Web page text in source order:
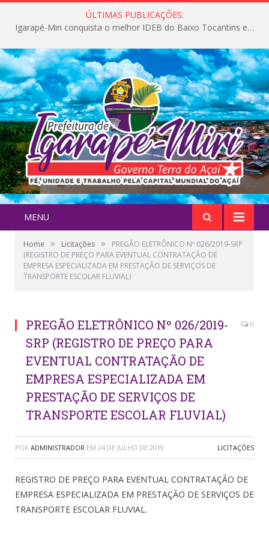
ÚLTIMAS PUBLICAÇÕES:
Igarapé-Miri conquista o melhor IDEB do Baixo Tocantins e avança na qualidade da educação pública
MENU
Home » Licitações »
PREGÃO ELETRÔNICO Nº 026/2019-SRP
(REGISTRO DE PREÇO PARA EVENTUAL CONTRATAÇÃO DE
EMPRESA ESPECIALIZADA EM PRESTAÇÃO DE SERVIÇOS DE
TRANSPORTE ESCOLAR FLUVIAL)
PREGÃO ELETRÔNICO Nº 026/2019-
SRP (REGISTRO DE PREÇO PARA
EVENTUAL CONTRATAÇÃO DE
EMPRESA ESPECIALIZADA EM
PRESTAÇÃO DE SERVIÇOS DE
TRANSPORTE ESCOLAR FLUVIAL)
0
POR ADMINISTRADOR EM 24 DE JULHO DE 2019 LICITAÇÕES
REGISTRO DE PREÇO PARA EVENTUAL CONTRATAÇÃO DE
EMPRESA ESPECIALIZADA EM PRESTAÇÃO DE SERVIÇOS DE
TRANSPORTE ESCOLAR FLUVIAL.